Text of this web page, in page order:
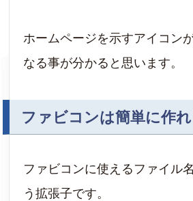
ホームページを示すアイコン
なる事が分かると思います。
ファビコンは簡単に作れ
ファビコンに使えるファイル
う拡張子です。